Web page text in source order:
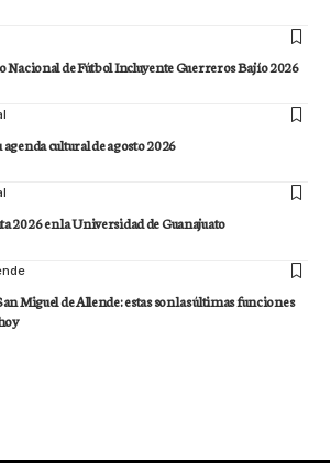
Nacional de Fútbol Incluyente Guerreros Bajío 2026
agenda cultural de agosto 2026
2026 en la Universidad de Guanajuato
Miguel de Allende: estas son las últimas funciones